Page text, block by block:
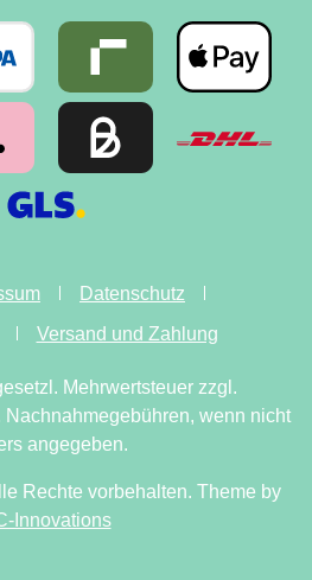
Datenschutz
Versand und Zahlung
Mehrwertsteuer zzgl.
Nachnahmegebühren, wenn nicht
angegeben.
Rechte vorbehalten. Theme by
Innovations